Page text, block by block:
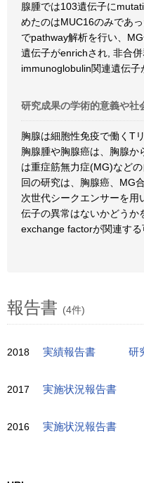
腺腫では103遺伝子に
めたのはMUC16のみであ
でpathway解析を行い、
遺伝子がenrichされ, 非合
immunoglobulin関連遺伝子
研究成果の学術的意義や社
胸腺は細胞性免疫で働くT
胸腺腫や胸腺癌は、胸腺か
は重症筋無力症(MG)など
回の研究は、胸腺癌、MG
次世代シークエンサーを用
伝子の異常はないかどう
exchange factorが関連する
報告書 (4件)
2018 実績報告書 研
2017 実施状況報告書
2016 実施状況報告書